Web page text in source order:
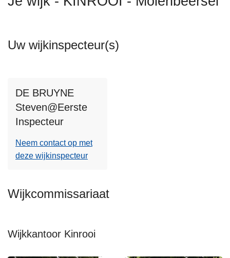
Uw wijkinspecteur(s)
DE BRUYNE
Steven@Eerste
Inspecteur
Neem contact op met
deze wijkinspecteur
Wijkcommissariaat
Wijkkantoor Kinrooi